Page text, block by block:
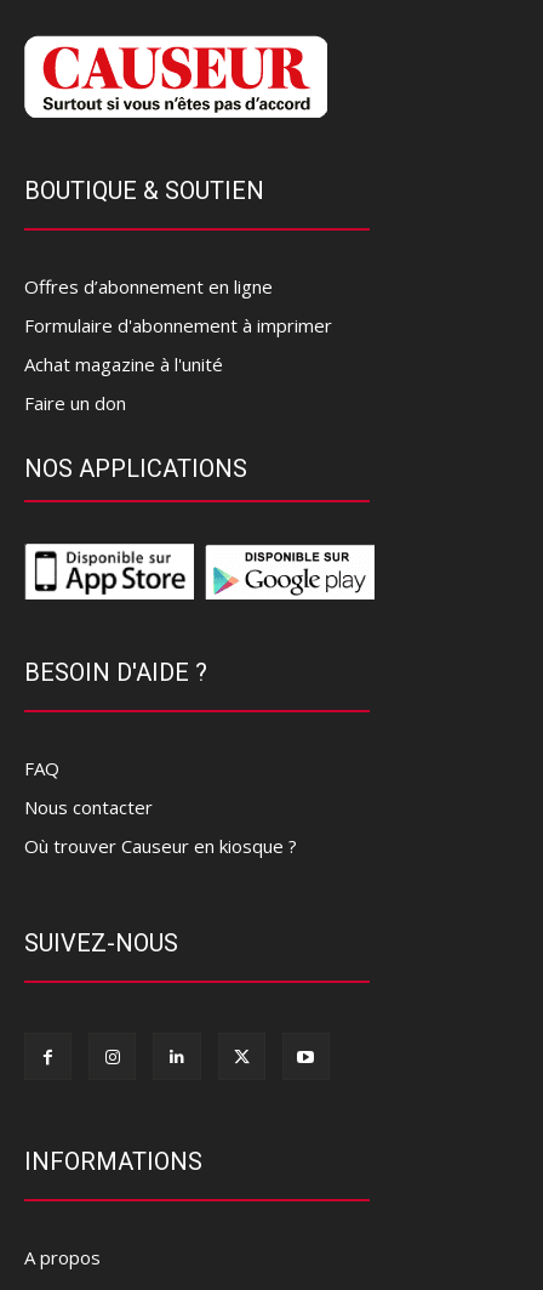
BOUTIQUE & SOUTIEN
Offres d’abonnement en ligne
Formulaire d'abonnement à imprimer
Achat magazine à l'unité
Faire un don
NOS APPLICATIONS
BESOIN D'AIDE ?
FAQ
Nous contacter
Où trouver Causeur en kiosque ?
SUIVEZ-NOUS
INFORMATIONS
A propos